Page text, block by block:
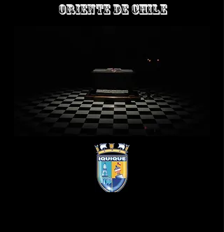
ORIENTE DE CHILE